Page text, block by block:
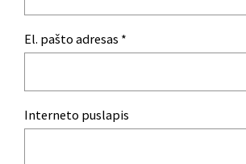
El. pašto adresas *
Interneto puslapis